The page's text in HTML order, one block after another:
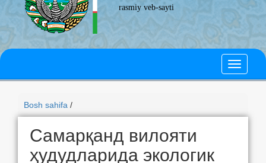
rasmiy veb-sayti
Bosh sahifa /
Самарқанд вилояти
ҳудудларида экологик